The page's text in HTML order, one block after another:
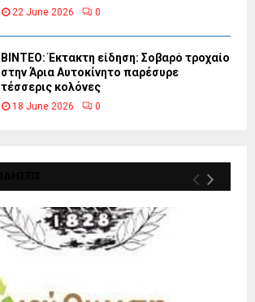
22 June 2026 0
ΒΙΝΤΕΟ: Έκτακτη είδηση: Σοβαρό τροχαίο
στην Άρια Αυτοκίνητο παρέσυρε
τέσσερις κολόνες
18 June 2026 0